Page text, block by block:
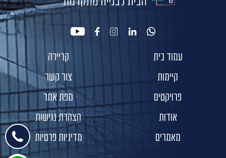
whatsapp
linkedin
instagram
facebook
youtube
עמוד בית
קיימות
פרויקטים
אודות
מאמרים
קריירה
צור קשר
מפת אתר
הצהרת נגישות
מדיניות פרטיות